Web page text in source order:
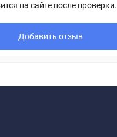
на сайте после проверки.
Добавить отзыв